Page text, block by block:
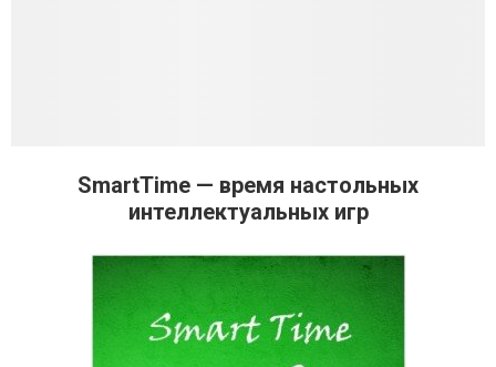
SmartTime — время настольных
интеллектуальных игр